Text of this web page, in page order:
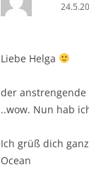
Liebe Helga
der
..wow. Nun hab
Ich grüß dich
Ocean